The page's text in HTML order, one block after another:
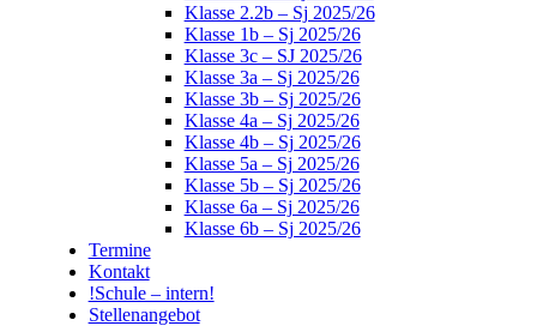
Klasse 2.2b – Sj 2025/26
Klasse 1b – Sj 2025/26
Klasse 3c – SJ 2025/26
Klasse 3a – Sj 2025/26
Klasse 3b – Sj 2025/26
Klasse 4a – Sj 2025/26
Klasse 4b – Sj 2025/26
Klasse 5a – Sj 2025/26
Klasse 5b – Sj 2025/26
Klasse 6a – Sj 2025/26
Klasse 6b – Sj 2025/26
Termine
Kontakt
!Schule – intern!
Stellenangebot